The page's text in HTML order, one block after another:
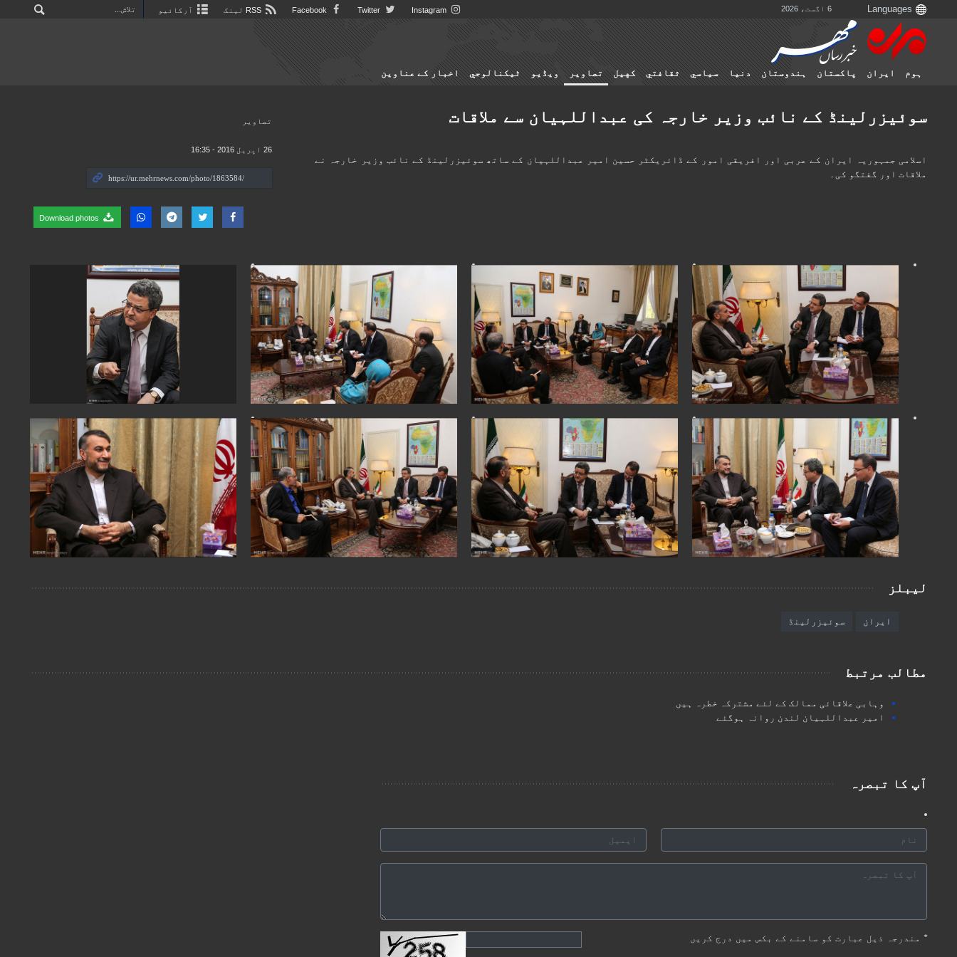
6 اگست، 2026 Instagram آرکائیو
ہوم ایران پاکستان ہندوستان دنیا سياسي ثقافتي کهيل تصاوير ویڈیو ٹيكنالوجي اخبار کے عناوین
تصاوير
26 اپریل 2016 - 16:35
سوئیزرلینڈ کے نائب وزير خارجہ کی عبداللہیان سے ملاقات
اسلامی جمہوریہ ایران کے عربی اور افریقی امور کے ڈائریکٹر حسین امیر عبداللہیان کے ساتھ سوئیزرلینڈ کے نائب وزیر خارجہ نے
ملاقات اور گفتگو کی۔
لیبلز
ایران سوئیزرلینڈ
مطالب مرتبط
وہابی علاقائی ممالک کے لئے مشترکہ خطرہ ہیں
امیر عبداللہیان لندن روانہ ہوگئے
آپ کا تبصرہ
* مندرجہ ذیل عبارت کو سامنے کے بکس میں درج کریں